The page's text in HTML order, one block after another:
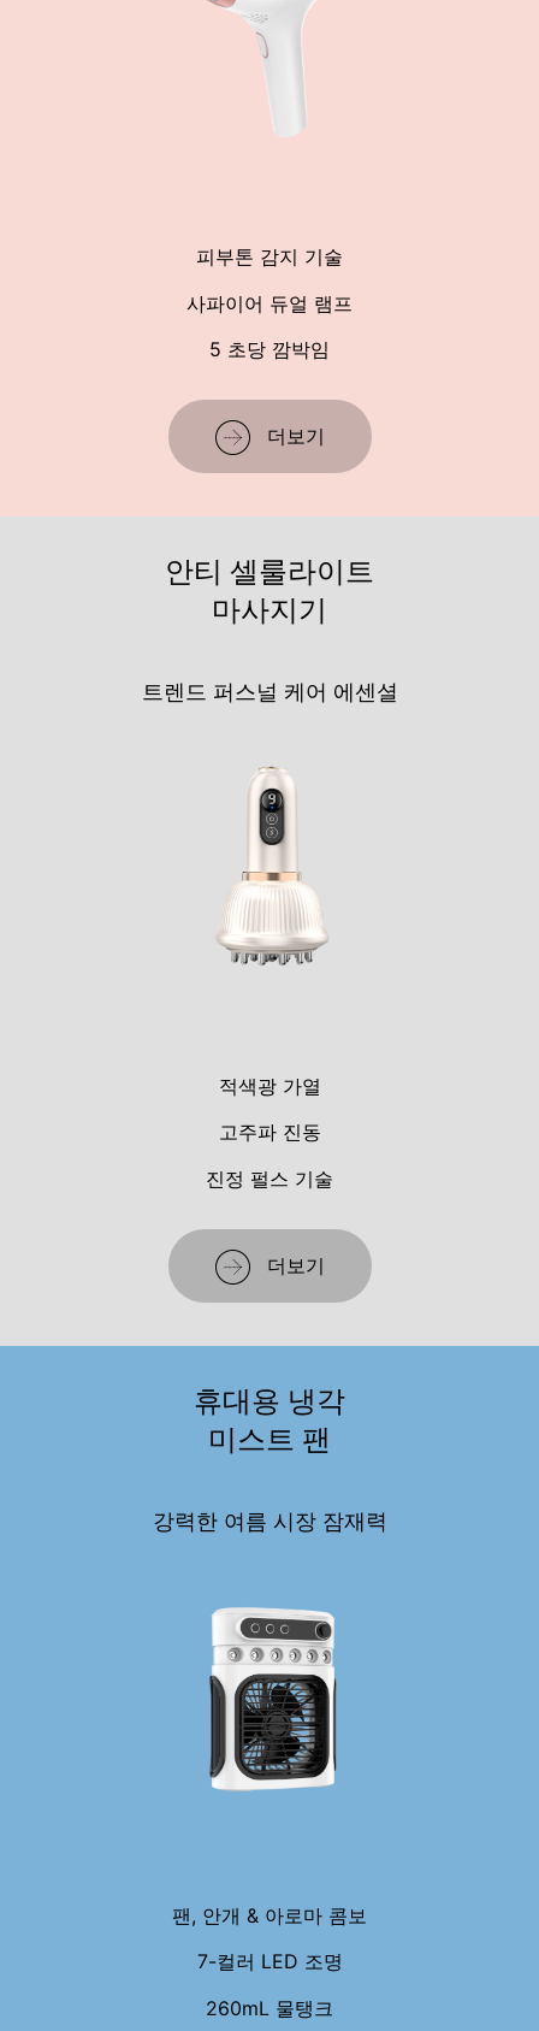
피부톤 감지 기술
사파이어 듀얼 램프
5 초당 깜박임
더보기
안티 셀룰라이트
마사지기
트렌드 퍼스널 케어 에센셜
적색광 가열
고주파 진동
진정 펄스 기술
더보기
휴대용 냉각
미스트 팬
강력한 여름 시장 잠재력
팬, 안개 & 아로마 콤보
7-컬러 LED 조명
260mL 물탱크